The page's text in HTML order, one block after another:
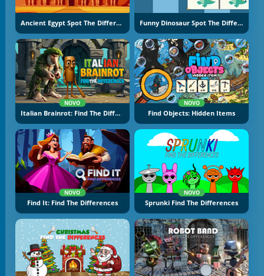
Ancient Egypt Spot The Differences Funny Dinosaur Spot The Difference
NOVO
Italian Brainrot: Find The Differences
NOVO
Find Objects: Hidden Items
NOVO
Find It: Find The Differences
NOVO
Sprunki Find The Differences